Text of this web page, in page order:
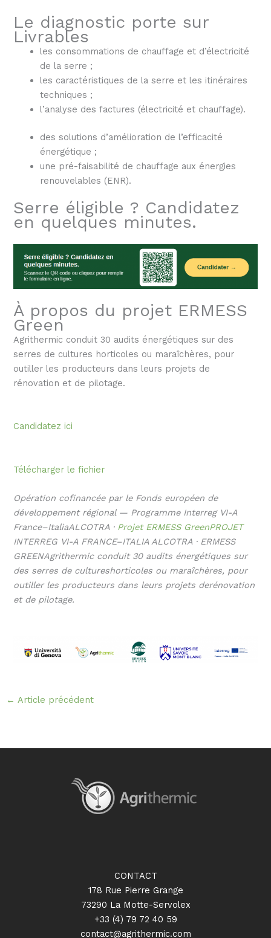
Le diagnostic porte sur
Livrables
les consommations de chauffage et d’électricité
de la serre ;
les caractéristiques de la serre et les itinéraires
techniques ;
l’analyse des factures (électricité et chauffage).
des solutions d’amélioration de l’efficacité
énergétique ;
une pré-faisabilité de chauffage aux énergies
renouvelables (ENR).
Serre éligible ? Candidatez
en quelques minutes.
À propos du projet ERMESS
Green
Agrithermic conduit 30 audits énergétiques sur des
serres de cultures horticoles ou maraîchères, pour
outiller les producteurs dans leurs projets de
rénovation et de pilotage.
Candidatez ici
Télécharger le fichier
Opération cofinancée par le Fonds européen de
développement régional — Programme Interreg VI-A
France–ItaliaALCOTRA · Projet ERMESS GreenPROJET
INTERREG VI-A FRANCE–ITALIA ALCOTRA · ERMESS
GREENAgrithermic conduit 30 audits énergétiques sur
des serres de cultureshorticoles ou maraîchères, pour
outiller les producteurs dans leurs projets derénovation
et de pilotage.
← Article précédent
CONTACT
178 Rue Pierre Grange
73290 La Motte-Servolex
+33 (4) 79 72 40 59
contact@agrithermic.com